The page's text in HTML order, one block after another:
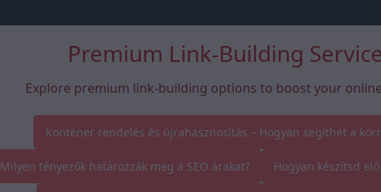
Premium Link-Building
Explore premium link-building options to boost your
Konténer rendelés és újrahasznosítás – Hogyan segíthet a
Milyen tényezők határozzák meg a SEO árakat? Hogyan készítsd